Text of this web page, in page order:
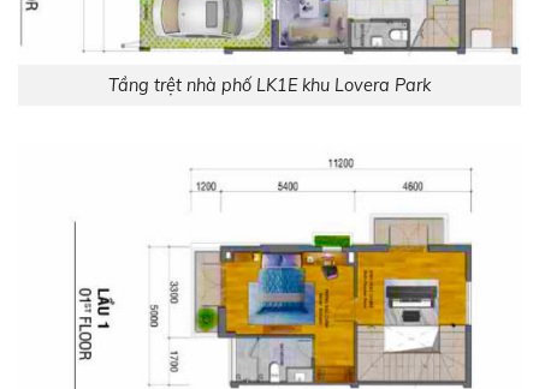
Tầng trệt nhà phố LK1E khu Lovera Park